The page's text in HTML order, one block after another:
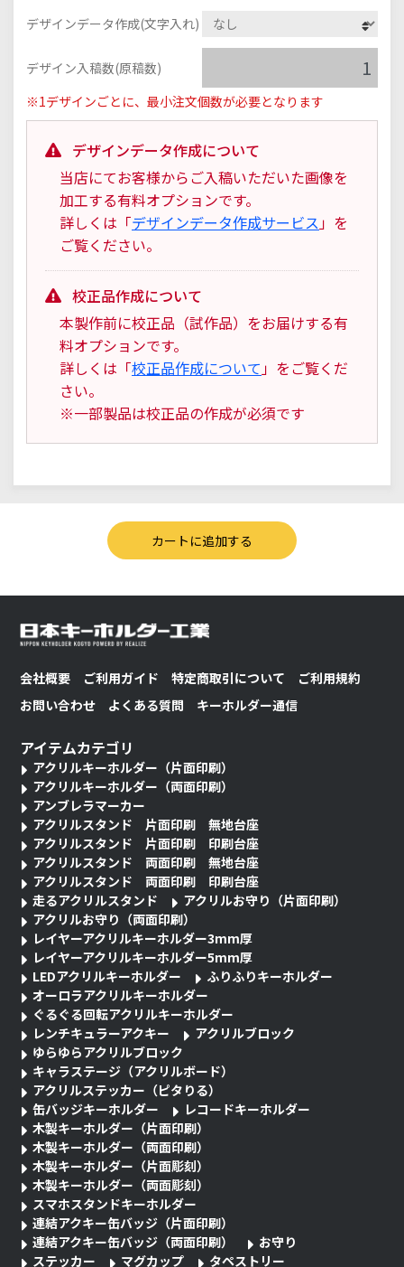
デザインデータ作成(文字入れ)
デザイン入稿数(原稿数)
※1デザインごとに、最小注文個数が必要となります
デザインデータ作成について
当店にてお客様からご入稿いただいた画像を
加工する有料オプションです。
詳しくは「デザインデータ作成サービス」を
ご覧ください。
校正品作成について
本製作前に校正品（試作品）をお届けする有
料オプションです。
詳しくは「校正品作成について」をご覧くだ
さい。
※一部製品は校正品の作成が必須です
会社概要 ご利用ガイド 特定商取引について
ご利用規約
お問い合わせ
よくある質問 キーホルダー通信
アイテムカテゴリ
アクリルキーホルダー（片面印刷）
アクリルキーホルダー（両面印刷）
アンブレラマーカー
アクリルスタンド 片面印刷 無地台座
アクリルスタンド 片面印刷 印刷台座
アクリルスタンド 両面印刷 無地台座
アクリルスタンド 両面印刷 印刷台座
走るアクリルスタンド
アクリルお守り（片面印刷）
アクリルお守り（両面印刷）
レイヤーアクリルキーホルダー3mm厚
レイヤーアクリルキーホルダー5mm厚
LEDアクリルキーホルダー
ふりふりキーホルダー
オーロラアクリルキーホルダー
ぐるぐる回転アクリルキーホルダー
レンチキュラーアクキー
アクリルブロック
ゆらゆらアクリルブロック
キャラステージ（アクリルボード）
アクリルステッカー（ピタりる）
缶バッジキーホルダー
レコードキーホルダー
木製キーホルダー（片面印刷）
木製キーホルダー（両面印刷）
木製キーホルダー（片面彫刻）
木製キーホルダー（両面彫刻）
スマホスタンドキーホルダー
連結アクキー缶バッジ（片面印刷）
連結アクキー缶バッジ（両面印刷）
お守り
ステッカー
マグカップ タペストリー